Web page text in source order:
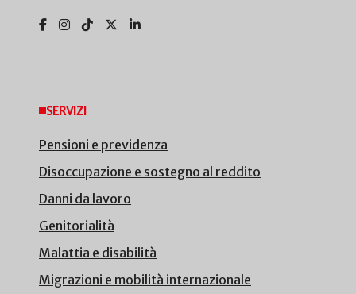
SERVIZI
Pensioni e previdenza
Disoccupazione e sostegno al reddito
Danni da lavoro
Genitorialità
Malattia e disabilità
Migrazioni e mobilità internazionale